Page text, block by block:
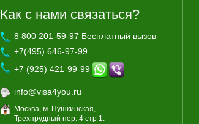
Как с нами связаться?
8 800 201-59-97 Бесплатный вызов
+7(495) 646-97-99
+7 (925) 421-99-99
info@visa4you.ru
Москва, м. Пушкинская,
Трехпрудный пер. 4 стр 1.